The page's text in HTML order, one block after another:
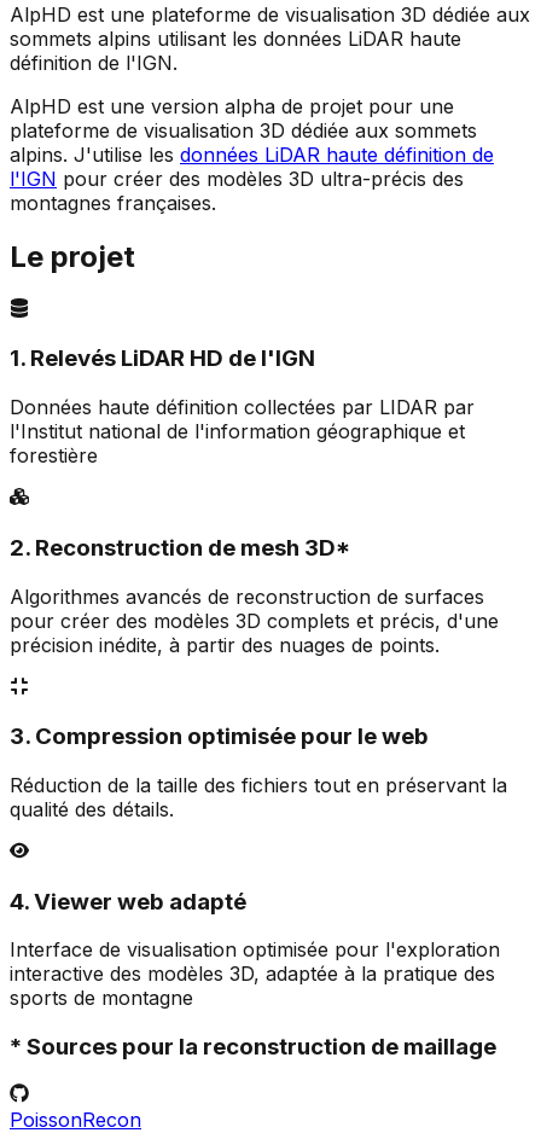
AlpHD est une plateforme de visualisation 3D dédiée aux
sommets alpins utilisant les données LiDAR haute
définition de l'IGN.
AlpHD est une version alpha de projet pour une
plateforme de visualisation 3D dédiée aux sommets
alpins. J'utilise les données LiDAR haute définition de
l'IGN pour créer des modèles 3D ultra-précis des
montagnes françaises.
Le projet
1. Relevés LiDAR HD de l'IGN
Données haute définition collectées par LIDAR par
l'Institut national de l'information géographique et
forestière
2. Reconstruction de mesh 3D*
Algorithmes avancés de reconstruction de surfaces
pour créer des modèles 3D complets et précis, d'une
précision inédite, à partir des nuages de points.
3. Compression optimisée pour le web
Réduction de la taille des fichiers tout en préservant la
qualité des détails.
4. Viewer web adapté
Interface de visualisation optimisée pour l'exploration
interactive des modèles 3D, adaptée à la pratique des
sports de montagne
* Sources pour la reconstruction de maillage
PoissonRecon